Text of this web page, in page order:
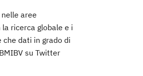
aree
ricerca globale e i
dati in grado di
su Twitter